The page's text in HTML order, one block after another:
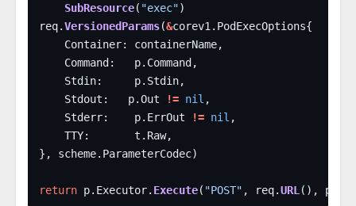
SubResource( "exec"
req.VersionedParams(&
	Stdout:   p.Out
!= nil
	Stderr:    p.ErrOut
!= nil
return p.Executor. Execute( "POST" , req.URL